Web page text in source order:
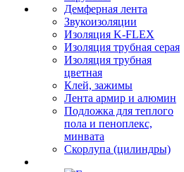
Демферная лента
Звукоизоляции
Изоляция K-FLEX
Изоляция трубная серая
Изоляция трубная
цветная
Клей, зажимы
Лента армир и алюмин
Подложка для теплого
пола и пеноплекс,
минвата
Скорлупа (цилиндры)